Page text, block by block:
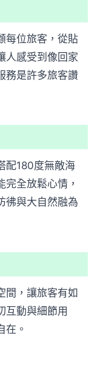
每位旅客，從貼
人感受到像回家
務是許多旅客讚
配180度無敵海
全放鬆心情，
彿與大自然融為
間，讓旅客有如
互動與細節用
在。